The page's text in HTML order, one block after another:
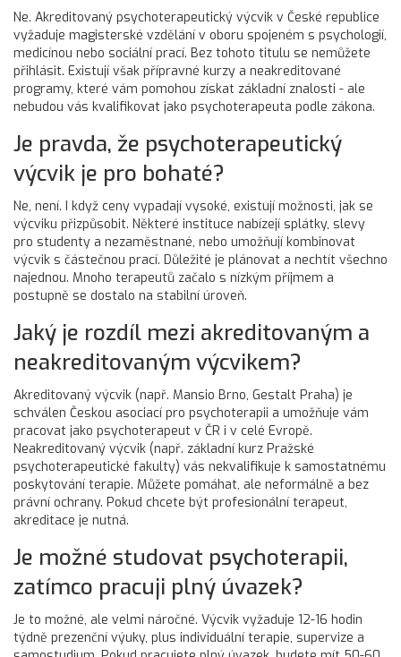
Ne. Akreditovaný psychoterapeutický výcvik v České republice
vyžaduje magisterské vzdělání v oboru spojeném s psychologií,
medicínou nebo sociální prací. Bez tohoto titulu se nemůžete
přihlásit. Existují však přípravné kurzy a neakreditované
programy, které vám pomohou získat základní znalosti - ale
nebudou vás kvalifikovat jako psychoterapeuta podle zákona.
Je pravda, že psychoterapeutický
výcvik je pro bohaté?
Ne, není. I když ceny vypadají vysoké, existují možnosti, jak se
výcviku přizpůsobit. Některé instituce nabízejí splátky, slevy
pro studenty a nezaměstnané, nebo umožňují kombinovat
výcvik s částečnou prací. Důležité je plánovat a nechtít všechno
najednou. Mnoho terapeutů začalo s nízkým příjmem a
postupně se dostalo na stabilní úroveň.
Jaký je rozdíl mezi akreditovaným a
neakreditovaným výcvikem?
Akreditovaný výcvik (např. Mansio Brno, Gestalt Praha) je
schválen Českou asociací pro psychoterapii a umožňuje vám
pracovat jako psychoterapeut v ČR i v celé Evropě.
Neakreditovaný výcvik (např. základní kurz Pražské
psychoterapeutické fakulty) vás nekvalifikuje k samostatnému
poskytování terapie. Můžete pomáhat, ale neformálně a bez
právní ochrany. Pokud chcete být profesionální terapeut,
akreditace je nutná.
Je možné studovat psychoterapii,
zatímco pracuji plný úvazek?
Je to možné, ale velmi náročné. Výcvik vyžaduje 12-16 hodin
týdně prezenční výuky, plus individuální terapie, supervize a